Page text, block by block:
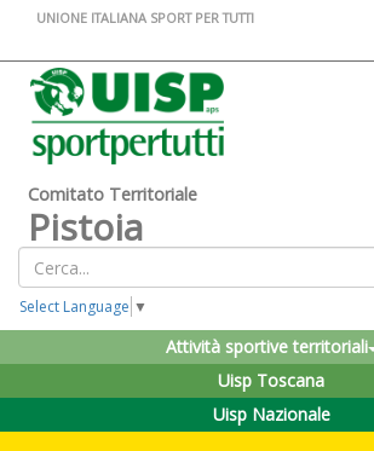
UNIONE ITALIANA SPORT PER TUTTI
Comitato Territoriale
Pistoia
Select Language ▼
Attività sportive territoriali
Uisp Toscana
Uisp Nazionale